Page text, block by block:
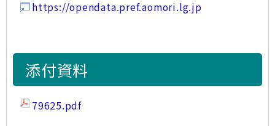
https://opendata.pref.aomori.lg.jp
添付資料
79625.pdf